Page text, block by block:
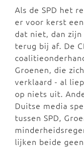
Als de SPD het
er voor kerst
dat niet, dan
terug bij af. De
Groenen, die
verklaard - al
op niets uit.
Duitse media
tussen SPD,
lijken beide